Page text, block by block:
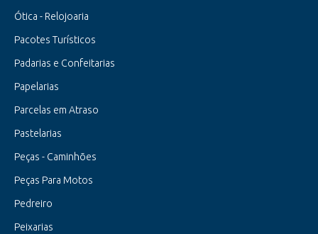
Ótica - Relojoaria
Pacotes Turísticos
Padarias e Confeitarias
Papelarias
Parcelas em Atraso
Pastelarias
Peças - Caminhões
Peças Para Motos
Pedreiro
Peixarias